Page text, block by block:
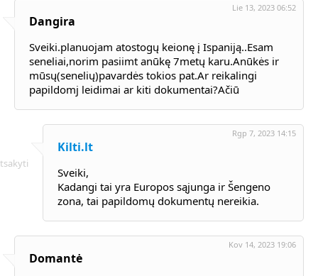
Dangira
Lie 13, 2023 06:52
Sveiki.planuojam atostogų keionę į Ispaniją..Esam
seneliai,norim pasiimt anūkę 7metų karu.Anūkės ir
mūsų(senelių)pavardės tokios pat.Ar reikalingi
papildomj leidimai ar kiti dokumentai?Ačiū
Kilti.lt
Rgp 7, 2023 14:15
Sveiki,
Kadangi tai yra Europos sąjunga ir Šengeno
zona, tai papildomų dokumentų nereikia.
Domantė
Kov 14, 2023 19:06